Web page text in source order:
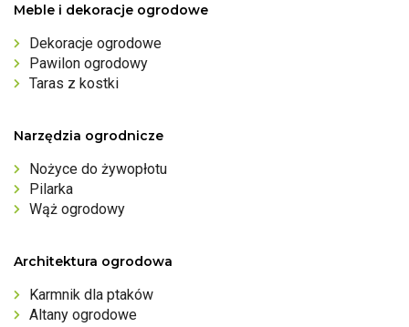
Meble i dekoracje ogrodowe
Dekoracje ogrodowe
Pawilon ogrodowy
Taras z kostki
Narzędzia ogrodnicze
Nożyce do żywopłotu
Pilarka
Wąż ogrodowy
Architektura ogrodowa
Karmnik dla ptaków
Altany ogrodowe